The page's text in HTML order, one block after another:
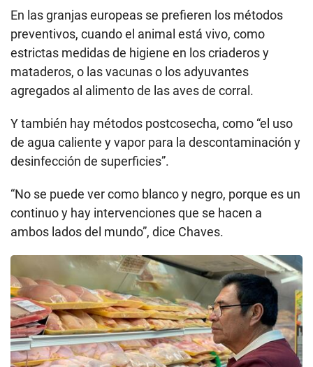
En las granjas europeas se prefieren los métodos
preventivos, cuando el animal está vivo, como
estrictas medidas de higiene en los criaderos y
mataderos, o las vacunas o los adyuvantes
agregados al alimento de las aves de corral.
Y también hay métodos postcosecha, como “el uso
de agua caliente y vapor para la descontaminación y
desinfección de superficies”.
“No se puede ver como blanco y negro, porque es un
continuo y hay intervenciones que se hacen a
ambos lados del mundo”, dice Chaves.